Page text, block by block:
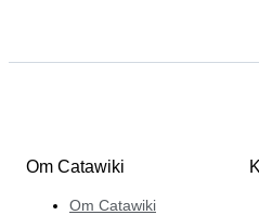
Om Catawiki
Om Catawiki